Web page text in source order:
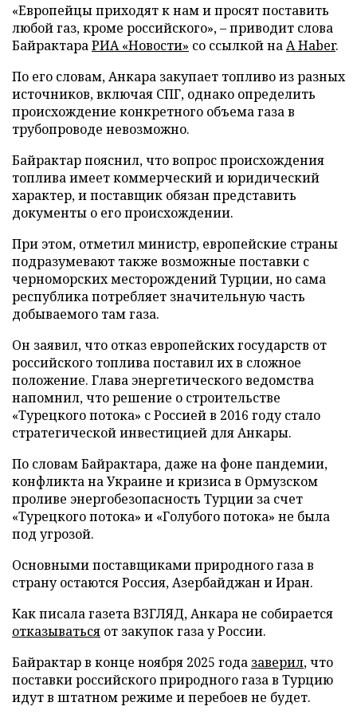
«Европейцы приходят к нам и просят поставить
любой газ, кроме российского», – приводит слова
БайрактараРИА «Новости» со ссылкой наA Haber.
По его словам, Анкара закупает топливо из разных
источников, включая СПГ, однако определить
происхождение конкретного объема газа в
трубопроводе невозможно.
Байрактар пояснил, что вопрос происхождения
топлива имеет коммерческий и юридический
характер, и поставщик обязан представить
документы о его происхождении.
При этом, отметил министр, европейские страны
подразумевают также возможные поставки с
черноморских месторождений Турции, но сама
республика потребляет значительную часть
добываемого там газа.
Он заявил, что отказ европейских государств от
российского топлива поставил их в сложное
положение. Глава энергетического ведомства
напомнил, что решение о строительстве
«Турецкого потока» с Россией в 2016 году стало
стратегической инвестицией для Анкары.
По словам Байрактара, даже на фоне пандемии,
конфликта на Украине и кризиса в Ормузском
проливе энергобезопасность Турции за счет
«Турецкого потока» и «Голубого потока» не была
под угрозой.
Основными поставщиками природного газа в
страну остаются Россия, Азербайджан и Иран.
Как писала газета ВЗГЛЯД, Анкара не собирается
отказываться от закупок газа у России.
Байрактар в конце ноября 2025 года заверил, что
поставки российского природного газа в Турцию
идут в штатном режиме и перебоев не будет.